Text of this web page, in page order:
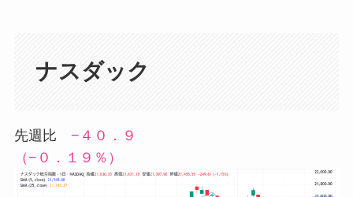
ナスダック
先週比 −４０．９
（−０．１９％）